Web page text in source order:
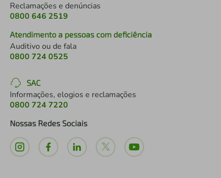
Reclamações e denúncias
0800 646 2519
Atendimento a pessoas com deficiência
Auditivo ou de fala
0800 724 0525
SAC
Informações, elogios e reclamações
0800 724 7220
Nossas Redes Sociais